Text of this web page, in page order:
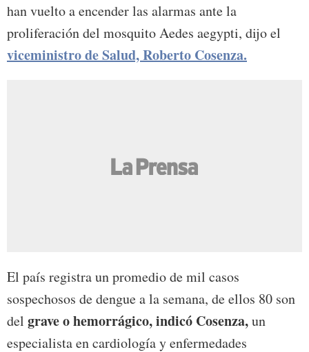
han vuelto a encender las alarmas ante la
proliferación del mosquito Aedes aegypti, dijo el
viceministro de Salud, Roberto Cosenza.
El país registra un promedio de mil casos
sospechosos de dengue a la semana, de ellos 80 son
del grave o hemorrágico, indicó Cosenza,un
especialista en cardiología y enfermedades